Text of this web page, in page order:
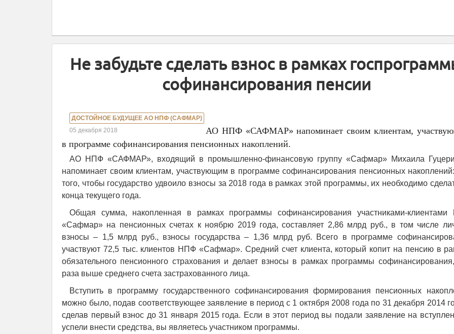
Не забудьте сделать взнос в рамках
софинансирования пенсии
ДОСТОЙНОЕ БУДУЩЕЕ АО НПФ (САФМАР)
05 декабря 2018
АО НПФ «САФМАР» напоминает своим клиентам,
в программе софинансирования пенсионных накоплений.
АО НПФ «САФМАР», входящий в промышленно-финансовую группу «Сафмар» Михаила
напоминает своим клиентам, участвующим в программе софинансирования пенсионных
того, чтобы государство удвоило взносы за 2018 года в рамках этой программы, их необходимо
конца текущего года.
Общая сумма, накопленная в рамках программы софинансирования участниками-
«Сафмар» на пенсионных счетах к ноябрю 2019 года, составляет 2,86 млрд руб., в том числе
взносы – 1,5 млрд руб., взносы государства – 1,36 млрд руб. Всего в программе
участвуют 72,5 тыс. клиентов НПФ «Сафмар». Средний счет клиента, который копит на пенсию в
обязательного пенсионного страхования и делает взносы в рамках программы
раза выше среднего счета застрахованного лица.
Вступить в программу государственного софинансирования формирования пенсионных
можно было, подав соответствующее заявление в период с 1 октября 2008 года по 31 декабря 2014
сделав первый взнос до 31 января 2015 года. Если в этот период вы подали заявление на
успели внести средства, вы являетесь участником программы.